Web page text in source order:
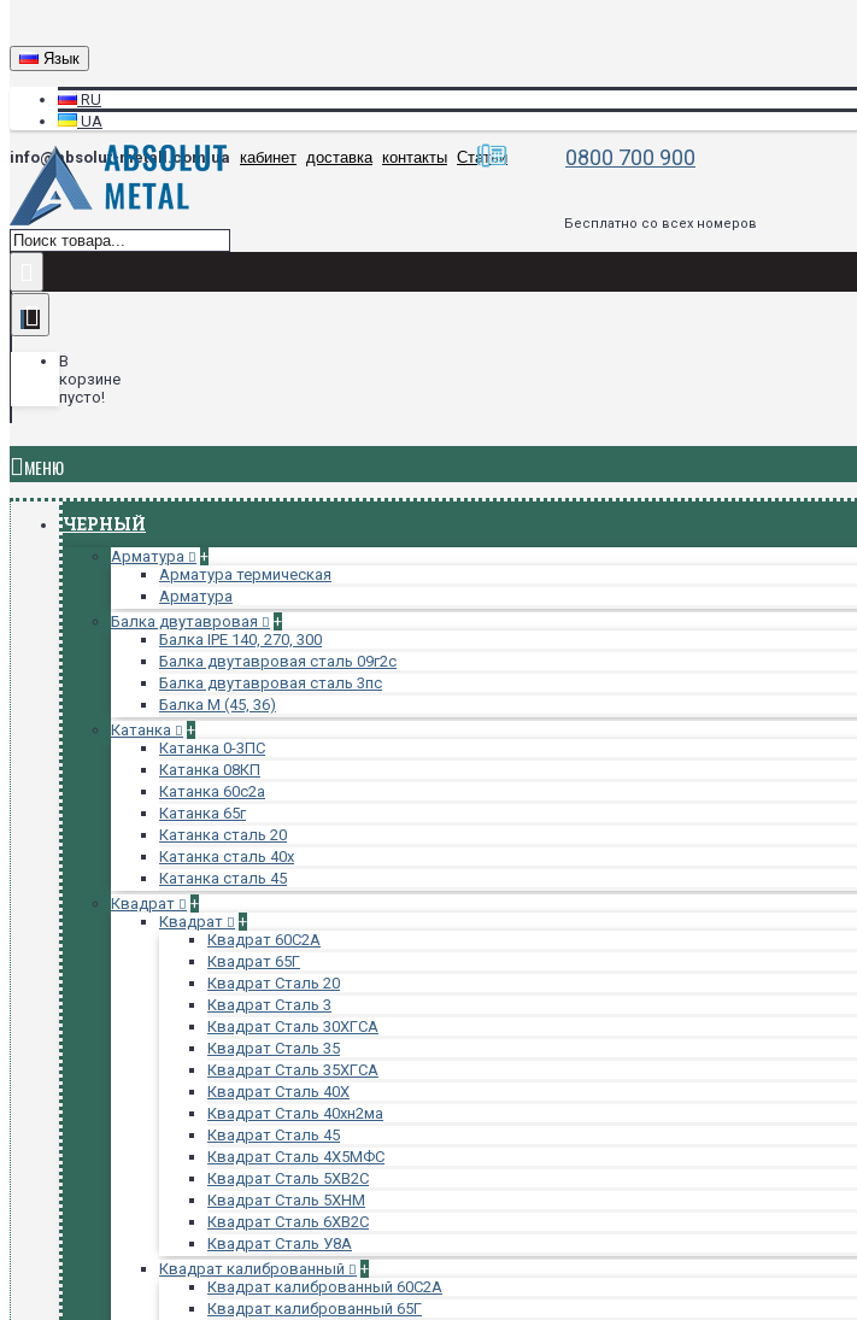
Язык
RU
UA
info@absolut-metall.com.ua кабинет доставка контакты Статьи 0800 700 900
Бесплатно со всех номеров
В
корзине
пусто!
МЕНЮ
ЧЕРНЫЙ
Арматура
+
Арматура термическая
Арматура
Балка двутавровая
+
Балка IPE 140, 270, 300
Балка двутавровая сталь 09г2с
Балка двутавровая сталь 3пс
Балка М (45, 36)
Катанка
+
Катанка 0-3ПС
Катанка 08КП
Катанка 60с2а
Катанка 65г
Катанка сталь 20
Катанка сталь 40х
Катанка сталь 45
Квадрат
+
Квадрат
+
Квадрат 60С2А
Квадрат 65Г
Квадрат Сталь 20
Квадрат Сталь 3
Квадрат Сталь 30ХГСА
Квадрат Сталь 35
Квадрат Сталь 35ХГСА
Квадрат Сталь 40Х
Квадрат Сталь 40хн2ма
Квадрат Сталь 45
Квадрат Сталь 4Х5МФС
Квадрат Сталь 5ХВ2С
Квадрат Сталь 5ХНМ
Квадрат Сталь 6ХВ2С
Квадрат Сталь У8А
Квадрат калиброванный
+
Квадрат калиброванный 60С2А
Квадрат калиброванный 65Г